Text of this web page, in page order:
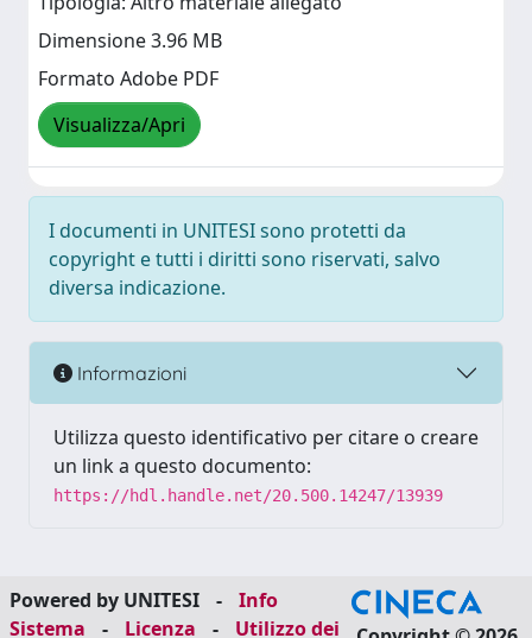
Dimensione 3.96 MB
Formato Adobe PDF
Visualizza/Apri
I documenti in UNITESI sono protetti da
copyright e tutti i diritti sono riservati, salvo
diversa indicazione.
Informazioni
Utilizza questo identificativo per citare o creare
un link a questo documento:
https://hdl.handle.net/20.500.14247/13939
Powered by UNITESI -
Info
Sistema
- Licenza - Utilizzo dei